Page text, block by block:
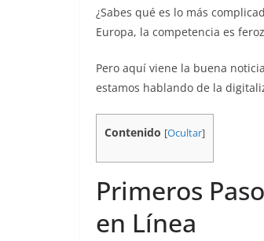
¿Sabes qué es lo más
Europa, la competencia es
Pero aquí viene la buena
estamos hablando de la
Contenido [Ocultar]
Primeros
en Línea